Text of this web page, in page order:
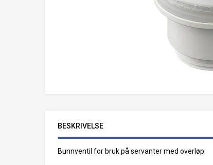
BESKRIVELSE
Bunnventil for bruk på servanter med overløp.